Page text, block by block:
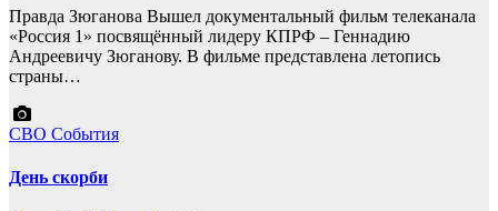
Правда Зюганова Вышел документальный фильм телеканала
«Россия 1» посвящённый лидеру КПРФ – Геннадию
Андреевичу Зюганову. В фильме представлена летопись
страны…
СВО События
День скорби